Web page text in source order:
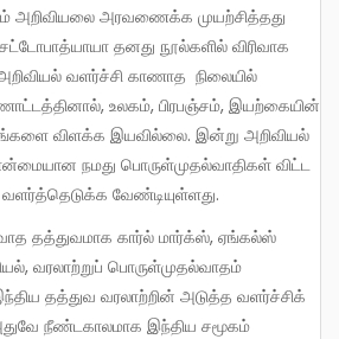
தனது நூல்களில் விரிவாக
வளர்ச்சி காணாத நிலையில்
உலகம், பிரபஞ்சம், இயற்கையின்
விளக்க இயவில்லை. இன்று அறிவியல்
நமது பொருள்முதல்வாதிகள் விட்ட
வேண்டியுள்ளது.
வரலாற்றுப் பொருள்முதல்வாதம்
தத்துவ வரலாற்றின் அடுத்த வளர்ச்சிக்
நீண்டகாலமாக இந்திய சமூகம்